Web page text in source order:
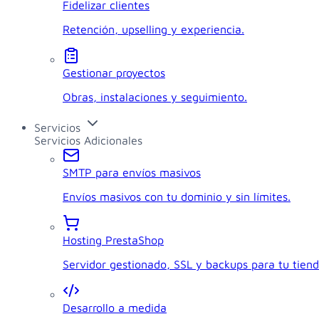
Fidelizar clientes
Retención, upselling y experiencia.
Gestionar proyectos
Obras, instalaciones y seguimiento.
Servicios
Servicios Adicionales
SMTP para envíos masivos
Envíos masivos con tu dominio y sin límites.
Hosting PrestaShop
Servidor gestionado, SSL y backups para tu
Desarrollo a medida